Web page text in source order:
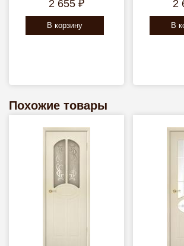
2 655 ₽
В корзину
2
В
Похожие товары